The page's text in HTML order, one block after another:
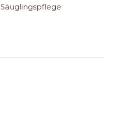
Säuglingspflege